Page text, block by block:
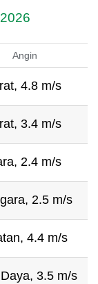
Angin
4.8 m/s
3.4 m/s
2.4 m/s
2.5 m/s
4.4 m/s
3.5 m/s